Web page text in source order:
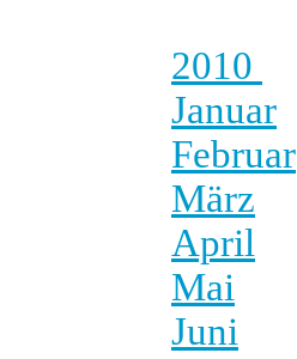
2010
Januar
Februar
März
April
Mai
Juni